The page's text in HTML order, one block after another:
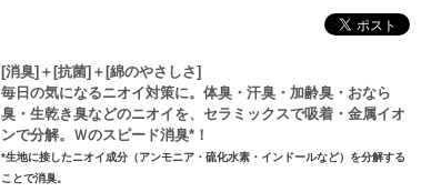
[消臭]＋[抗菌]＋[綿のやさしさ]
毎日の気になるニオイ対策に。体臭・汗臭・加齢臭・おなら
臭・生乾き臭などのニオイを、セラミックスで吸着・金属イオ
ンで分解。Ｗのスピード消臭*！
*生地に接したニオイ成分（アンモニア・硫化水素・インドールなど）を分解する
ことで消臭。